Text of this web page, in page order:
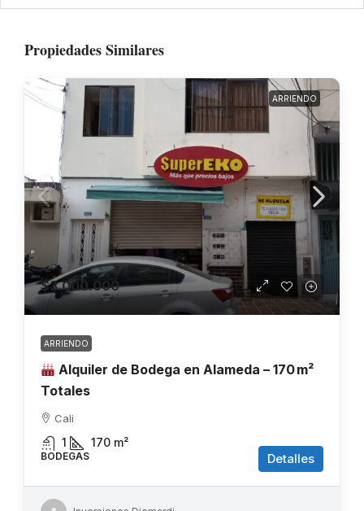
Propiedades Similares
ARRIENDO
$3.000.000
ARRIENDO
Alquiler de Bodega en Alameda – 170 m²
Totales
Cali
1 170 m²
BODEGAS Detalles